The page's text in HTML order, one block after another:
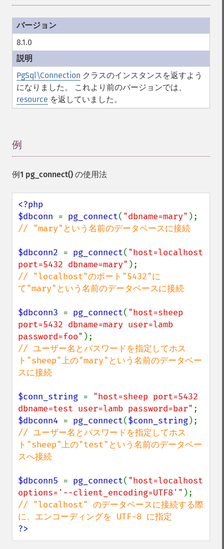
8.1.0
PgSql\Connection クラスのインスタンスを返すよう
になりました。 これより前のバージョンでは、
resource を返していました。
例
例1 pg_connect() の使用法
<?php
$dbconn = pg_connect( "dbname=mary"
// "mary"という名前のデータベースに接続
$dbconn2 = pg_connect( "host=localhost
port=5432 dbname=mary"
// "localhost"のポート"5432"に
て"mary"という名前のデータベースに接続
$dbconn3 = pg_connect( "host=sheep
port=5432 dbname=mary user=lamb
password=foo"
// ユーザー名とパスワードを指定してホス
ト"sheep"上の"mary"という名前のデータベー
スに接続
$conn_string = "host=sheep port=5432
dbname=test user=lamb password=bar"
$dbconn4 = pg_connect($conn_string
// ユーザー名とパスワードを指定してホス
ト"sheep"上の"test"という名前のデータベー
スへ接続
$dbconn5 = pg_connect( "host=localhost
options='--client_encoding=UTF8'"
// "localhost" のデータベースに接続する際
?>